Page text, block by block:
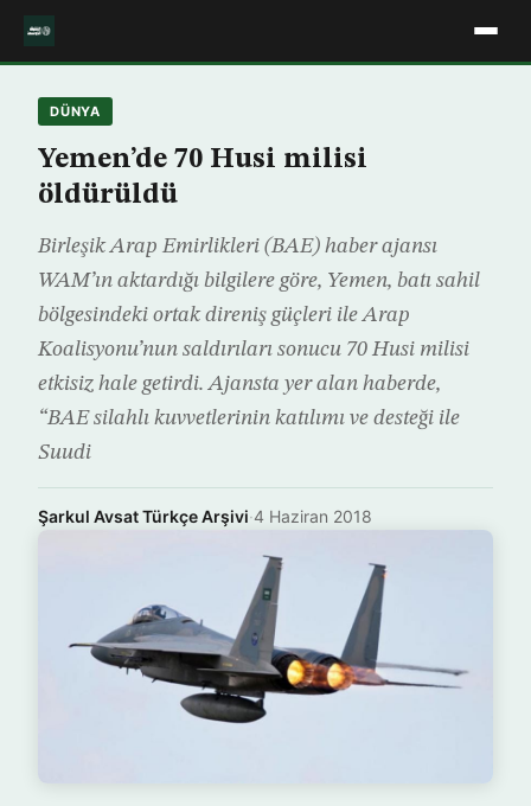
DÜNYA
Yemen’de 70 Husi milisi
öldürüldü
Birleşik Arap Emirlikleri (BAE) haber ajansı
WAM’ın aktardığı bilgilere göre, Yemen, batı sahil
bölgesindeki ortak direniş güçleri ile Arap
Koalisyonu’nun saldırıları sonucu 70 Husi milisi
etkisiz hale getirdi. Ajansta yer alan haberde,
“BAE silahlı kuvvetlerinin katılımı ve desteği ile
Suudi
Şarkul Avsat Türkçe Arşivi·4 Haziran 2018